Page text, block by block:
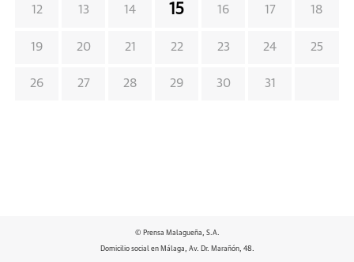
12 13 14 15 16 17 18
19 20 21 22 23 24 25
26 27 28 29 30 31
© Prensa Malagueña, S.A.
Domicilio social en Málaga, Av. Dr. Marañón, 48.